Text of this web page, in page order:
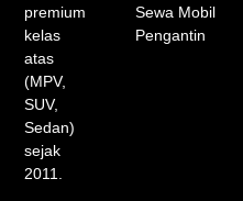
premium
kelas
atas
(MPV,
SUV,
Sedan)
sejak
2011.
Sewa Mobil
Pengantin